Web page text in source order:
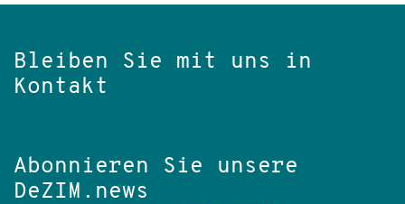
Bleiben Sie mit uns in
Kontakt
Abonnieren Sie unsere
DeZIM.news